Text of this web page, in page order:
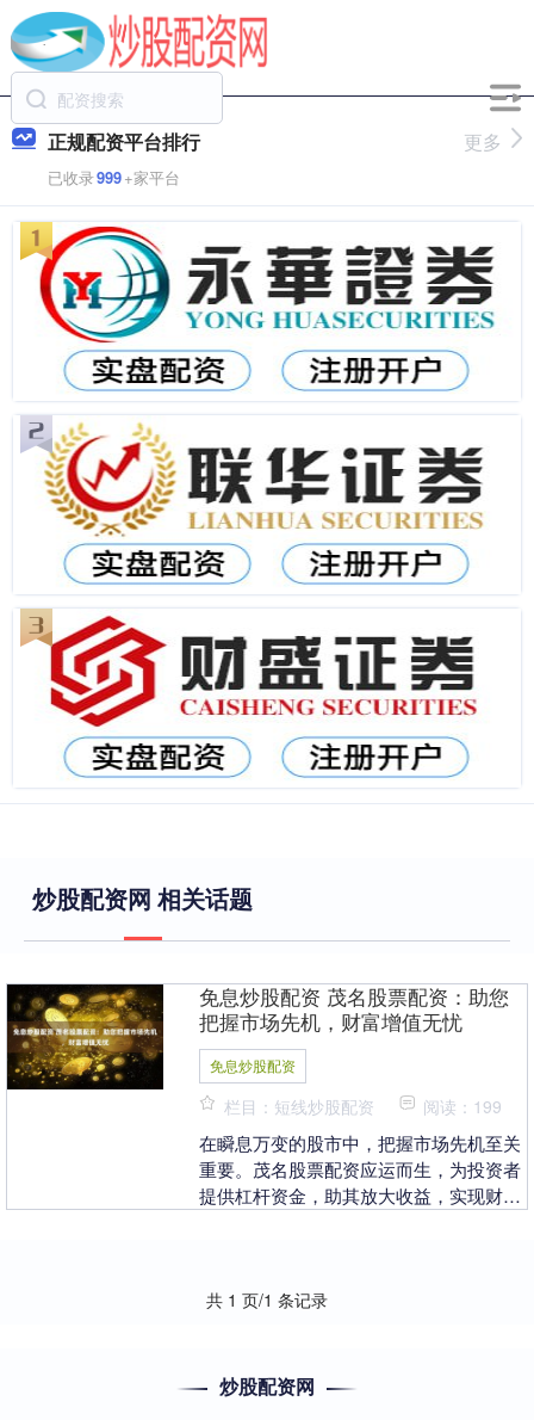
正规配资平台排行
已收录999+家平台
更多
炒股配资网 相关话题
免息炒股配资 茂名股票配资：助您
把握市场先机，财富增值无忧
免息炒股配资
栏目：短线炒股配资 阅读：199
在瞬息万变的股市中，把握市场先机至关
重要。茂名股票配资应运而生，为投资者
提供杠杆资金，助其放大收益，实现财富
共 1 页/1 条记录
炒股配资网